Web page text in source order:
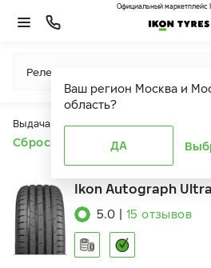
Ваш регион Москва и
область?
ДА
Официальный маркетплейс
Релевантность
Выдача продуктов ограничена
Сбросить все фильтры
Ikon Autograph
5.0 15 отзывов